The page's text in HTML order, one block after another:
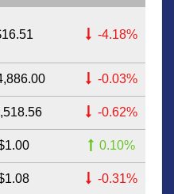
-4.18%
-0.03%
-0.62%
0.10%
-0.31%